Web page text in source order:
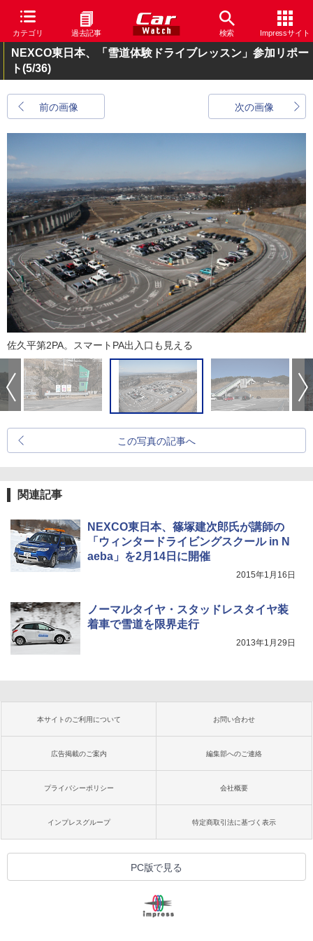
カテゴリ 過去記事 検索 Impressサイト
NEXCO東日本、「雪道体験ドライブレッスン」参加リポー
ト(5/36)
前の画像 次の画像
佐久平第2PA。スマートPA出入口も見える
この写真の記事へ
関連記事
NEXCO東日本、篠塚建次郎氏が講師の
「ウィンタードライビングスクール in N
aeba」を2月14日に開催
2015年1月16日
ノーマルタイヤ・スタッドレスタイヤ装
着車で雪道を限界走行
2013年1月29日
本サイトのご利用について お問い合わせ
広告掲載のご案内 編集部へのご連絡
プライバシーポリシー 会社概要
インプレスグループ 特定商取引法に基づく表示
PC版で見る